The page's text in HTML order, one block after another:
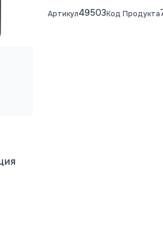
Артикул49503Код Продукта